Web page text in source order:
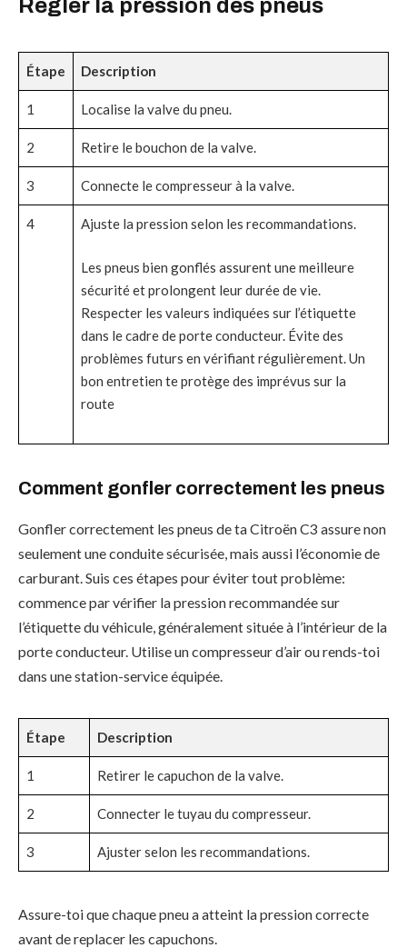
Régler la pression des pneus
Étape Description
1 Localise la valve du pneu.
2 Retire le bouchon de la valve.
3 Connecte le compresseur à la valve.
4 Ajuste la pression selon les recommandations.
Les pneus bien gonflés assurent une meilleure
sécurité et prolongent leur durée de vie.
Respecter les valeurs indiquées sur l’étiquette
dans le cadre de porte conducteur. Évite des
problèmes futurs en vérifiant régulièrement. Un
bon entretien te protège des imprévus sur la
route
Comment gonfler correctement les pneus
Gonfler correctement les pneus de ta Citroën C3 assure non
seulement une conduite sécurisée, mais aussi l’économie de
carburant. Suis ces étapes pour éviter tout problème:
commence par vérifier la pression recommandée sur
l’étiquette du véhicule, généralement située à l’intérieur de la
porte conducteur. Utilise un compresseur d’air ou rends-toi
dans une station-service équipée.
Étape Description
1 Retirer le capuchon de la valve.
2 Connecter le tuyau du compresseur.
3 Ajuster selon les recommandations.
Assure-toi que chaque pneu a atteint la pression correcte
avant de replacer les capuchons.